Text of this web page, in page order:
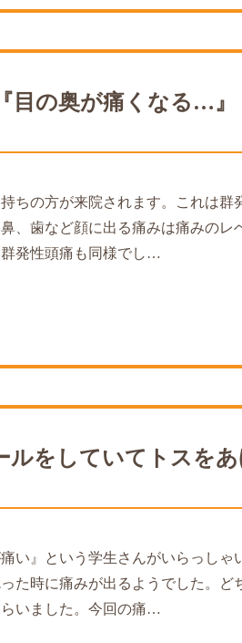
『目の奥が痛くなる…』
ちの方が来院されます。これは
、歯など顔に出る痛みは痛みのレ
発性頭痛も同様でし…
ルをしていてトスを
い』という学生さんがいらっし
た時に痛みが出るようでした。
いました。今回の痛…